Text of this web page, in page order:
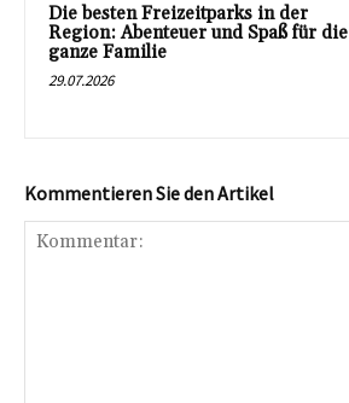
Die besten Freizeitparks in der
Region: Abenteuer und Spaß für die
ganze Familie
29.07.2026
Kommentieren Sie den Artikel